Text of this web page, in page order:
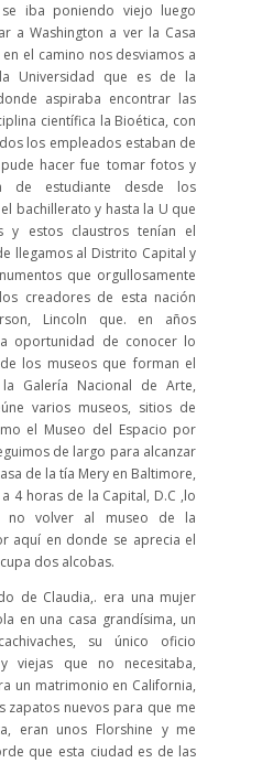
iba poniendo viejo luego
a Washington a ver la Casa
el camino nos desviamos a
Universidad que es de la
aspiraba encontrar las
científica la Bioética, con
los empleados estaban de
hacer fue tomar fotos y
de estudiante desde los
bachillerato y hasta la U que
y estos claustros tenían el
llegamos al Distrito Capital y
que orgullosamente
creadores de esta nación
Lincoln que. en años
oportunidad de conocer lo
los museos que forman el
Galería Nacional de Arte,
varios museos, sitios de
el Museo del Espacio por
de largo para alcanzar
de la tía Mery en Baltimore,
4 horas de la Capital, D.C ,lo
volver al museo de la
aquí en donde se aprecia el
dos alcobas.
de Claudia,. era una mujer
en una casa grandísima, un
su único oficio
viejas que no necesitaba,
un matrimonio en California,
zapatos nuevos para que me
eran unos Florshine y me
que esta ciudad es de las